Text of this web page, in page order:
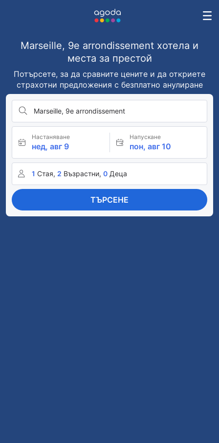
Marseille, 9e arrondissement хотела и
места за престой
Потърсете, за да сравните цените и да откриете
страхотни предложения с безплатно анулиране
Marseille, 9e arrondissement
Настаняване
нед, авг 9
Напускане
пон, авг 10
1 Стая, 2 Възрастни, 0 Деца
ТЪРСЕНЕ